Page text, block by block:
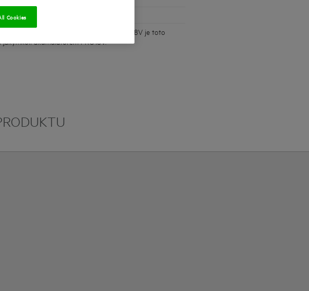
i náročné úkoly.
systému elektrického nářadí PRO18V je toto
akumulátorem PRO18V.
Cookies